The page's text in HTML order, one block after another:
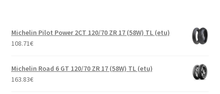
Michelin Pilot Power 2CT 120/70 ZR 17 (58W) TL (etu)
108.71€
Michelin Road 6 GT 120/70 ZR 17 (58W) TL (etu)
163.83€